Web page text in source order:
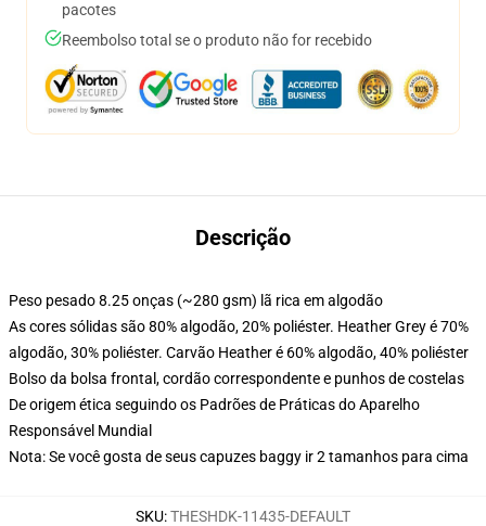
pacotes
Reembolso total se o produto não for recebido
Descrição
Peso pesado 8.25 onças (~280 gsm) lã rica em algodão
As cores sólidas são 80% algodão, 20% poliéster. Heather Grey é 70%
algodão, 30% poliéster. Carvão Heather é 60% algodão, 40% poliéster
Bolso da bolsa frontal, cordão correspondente e punhos de costelas
De origem ética seguindo os Padrões de Práticas do Aparelho
Responsável Mundial
Nota: Se você gosta de seus capuzes baggy ir 2 tamanhos para cima
SKU:THESHDK-11435-DEFAULT